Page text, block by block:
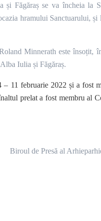
Făgăraș se va încheia la
hramului Sanctuarului,
Minnerath este însoțit,
Iulia și Făgăraș.
11 februarie 2022 și a fost
prelat a fost membru al
de Alba